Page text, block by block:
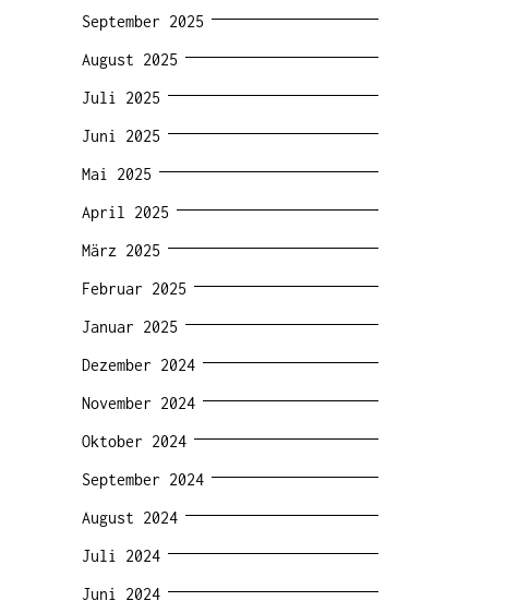
September 2025
August 2025
Juli 2025
Juni 2025
Mai 2025
April 2025
März 2025
Februar 2025
Januar 2025
Dezember 2024
November 2024
Oktober 2024
September 2024
August 2024
Juli 2024
Juni 2024